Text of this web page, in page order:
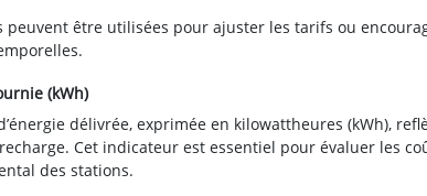
peuvent être utilisées pour ajuster les tarifs ou
(kWh)
délivrée, exprimée en kilowattheures (kWh),
Cet indicateur est essentiel pour évaluer les
des stations.